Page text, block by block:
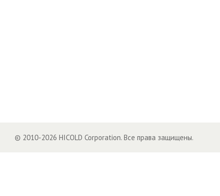
© 2010-2026 HICOLD Corporation. Все права защищены.